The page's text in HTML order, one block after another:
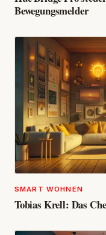
Bewegungsmelder
SMART WOHNEN
Tobias Krell: Das